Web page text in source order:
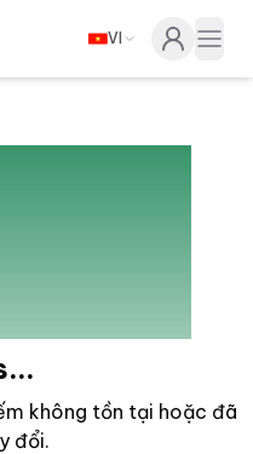
VI
không tồn tại hoặc đã
đổi.